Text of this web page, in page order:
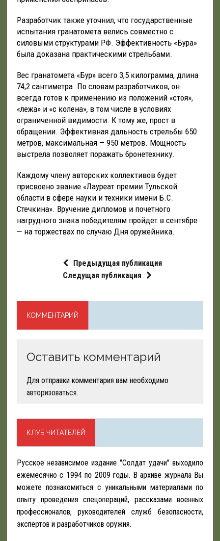
Разработчик также уточнил, что государственные
испытания гранатомета велись совместно с
силовыми структурами РФ. Эффективность «Бура»
была доказана практическими стрельбами.
Вес гранатомета «Бур» всего 3,5 килограмма, длина
74,2 сантиметра. По словам разработчиков, он
всегда готов к применению из положений «стоя»,
«лежа» и «с колена», в том числе в условиях
ограниченной видимости. К тому же, прост в
обращении. Эффективная дальность стрельбы 650
метров, максимальная — 950 метров. Мощность
выстрела позволяет поражать бронетехнику.
Каждому члену авторских коллективов будет
присвоено звание «Лауреат премии Тульской
области в сфере науки и техники имени Б.С.
Стечкина». Вручение дипломов и почетного
нагрудного знака победителям пройдет в сентябре
— на торжествах по случаю Дня оружейника.
Предыдущая публикация
Следущая публикация
КОММЕНТАРИЙ
Оставить комментарий
Для отправки комментария вам необходимо
авторизоваться.
КЛУБ ЧИТАТЕЛЕЙ
Русское независимое издание "Солдат удачи" выходило
ежемесячно с 1994 по 2009 годы. В архиве журнала Вы
можете познакомиться с уникальными материалами по
опыту проведения спецопераций, рассказами военных
профессионалов, руководителей служб безопасности,
экспертов и разработчиков оружия.